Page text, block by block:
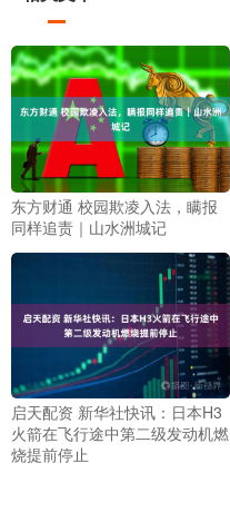
东方财通 校园欺凌入法，瞒报
同样追责｜山水洲城记
启天配资 新华社快讯：日本H3
火箭在飞行途中第二级发动机燃
烧提前停止